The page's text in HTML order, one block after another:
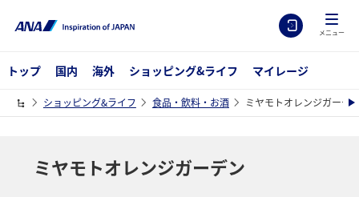
メニュー
トップ 国内 海外 ショッピング&ライフ マイレージ
ショッピング&ライフ 食品・飲料・お酒 ミヤモトオレンジガーデ
ミヤモトオレンジガーデン